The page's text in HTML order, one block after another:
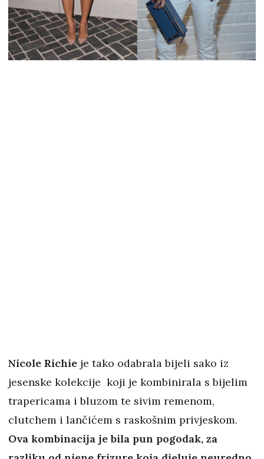
Nicole Richie je tako odabrala bijeli sako iz
jesenske kolekcije koji je kombinirala s bijelim
trapericama i bluzom te sivim remenom,
clutchem i lančićem s raskošnim privjeskom.
Ova kombinacija je bila pun pogodak, za